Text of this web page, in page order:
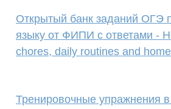
Открытый банк заданий ОГЭ
языку от ФИПИ с ответами -
chores, daily routines and
Тренировочные упражнения